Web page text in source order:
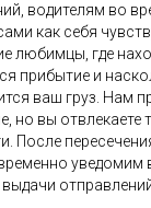
водителям во
как себя
любимцы, где
прибытие и
ваш груз. Нам
но вы отвлекаете
После
уведомим